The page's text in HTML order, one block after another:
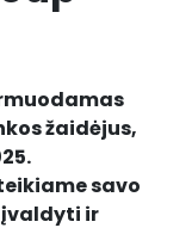
žaidėjus,
savo
įvaldyti ir